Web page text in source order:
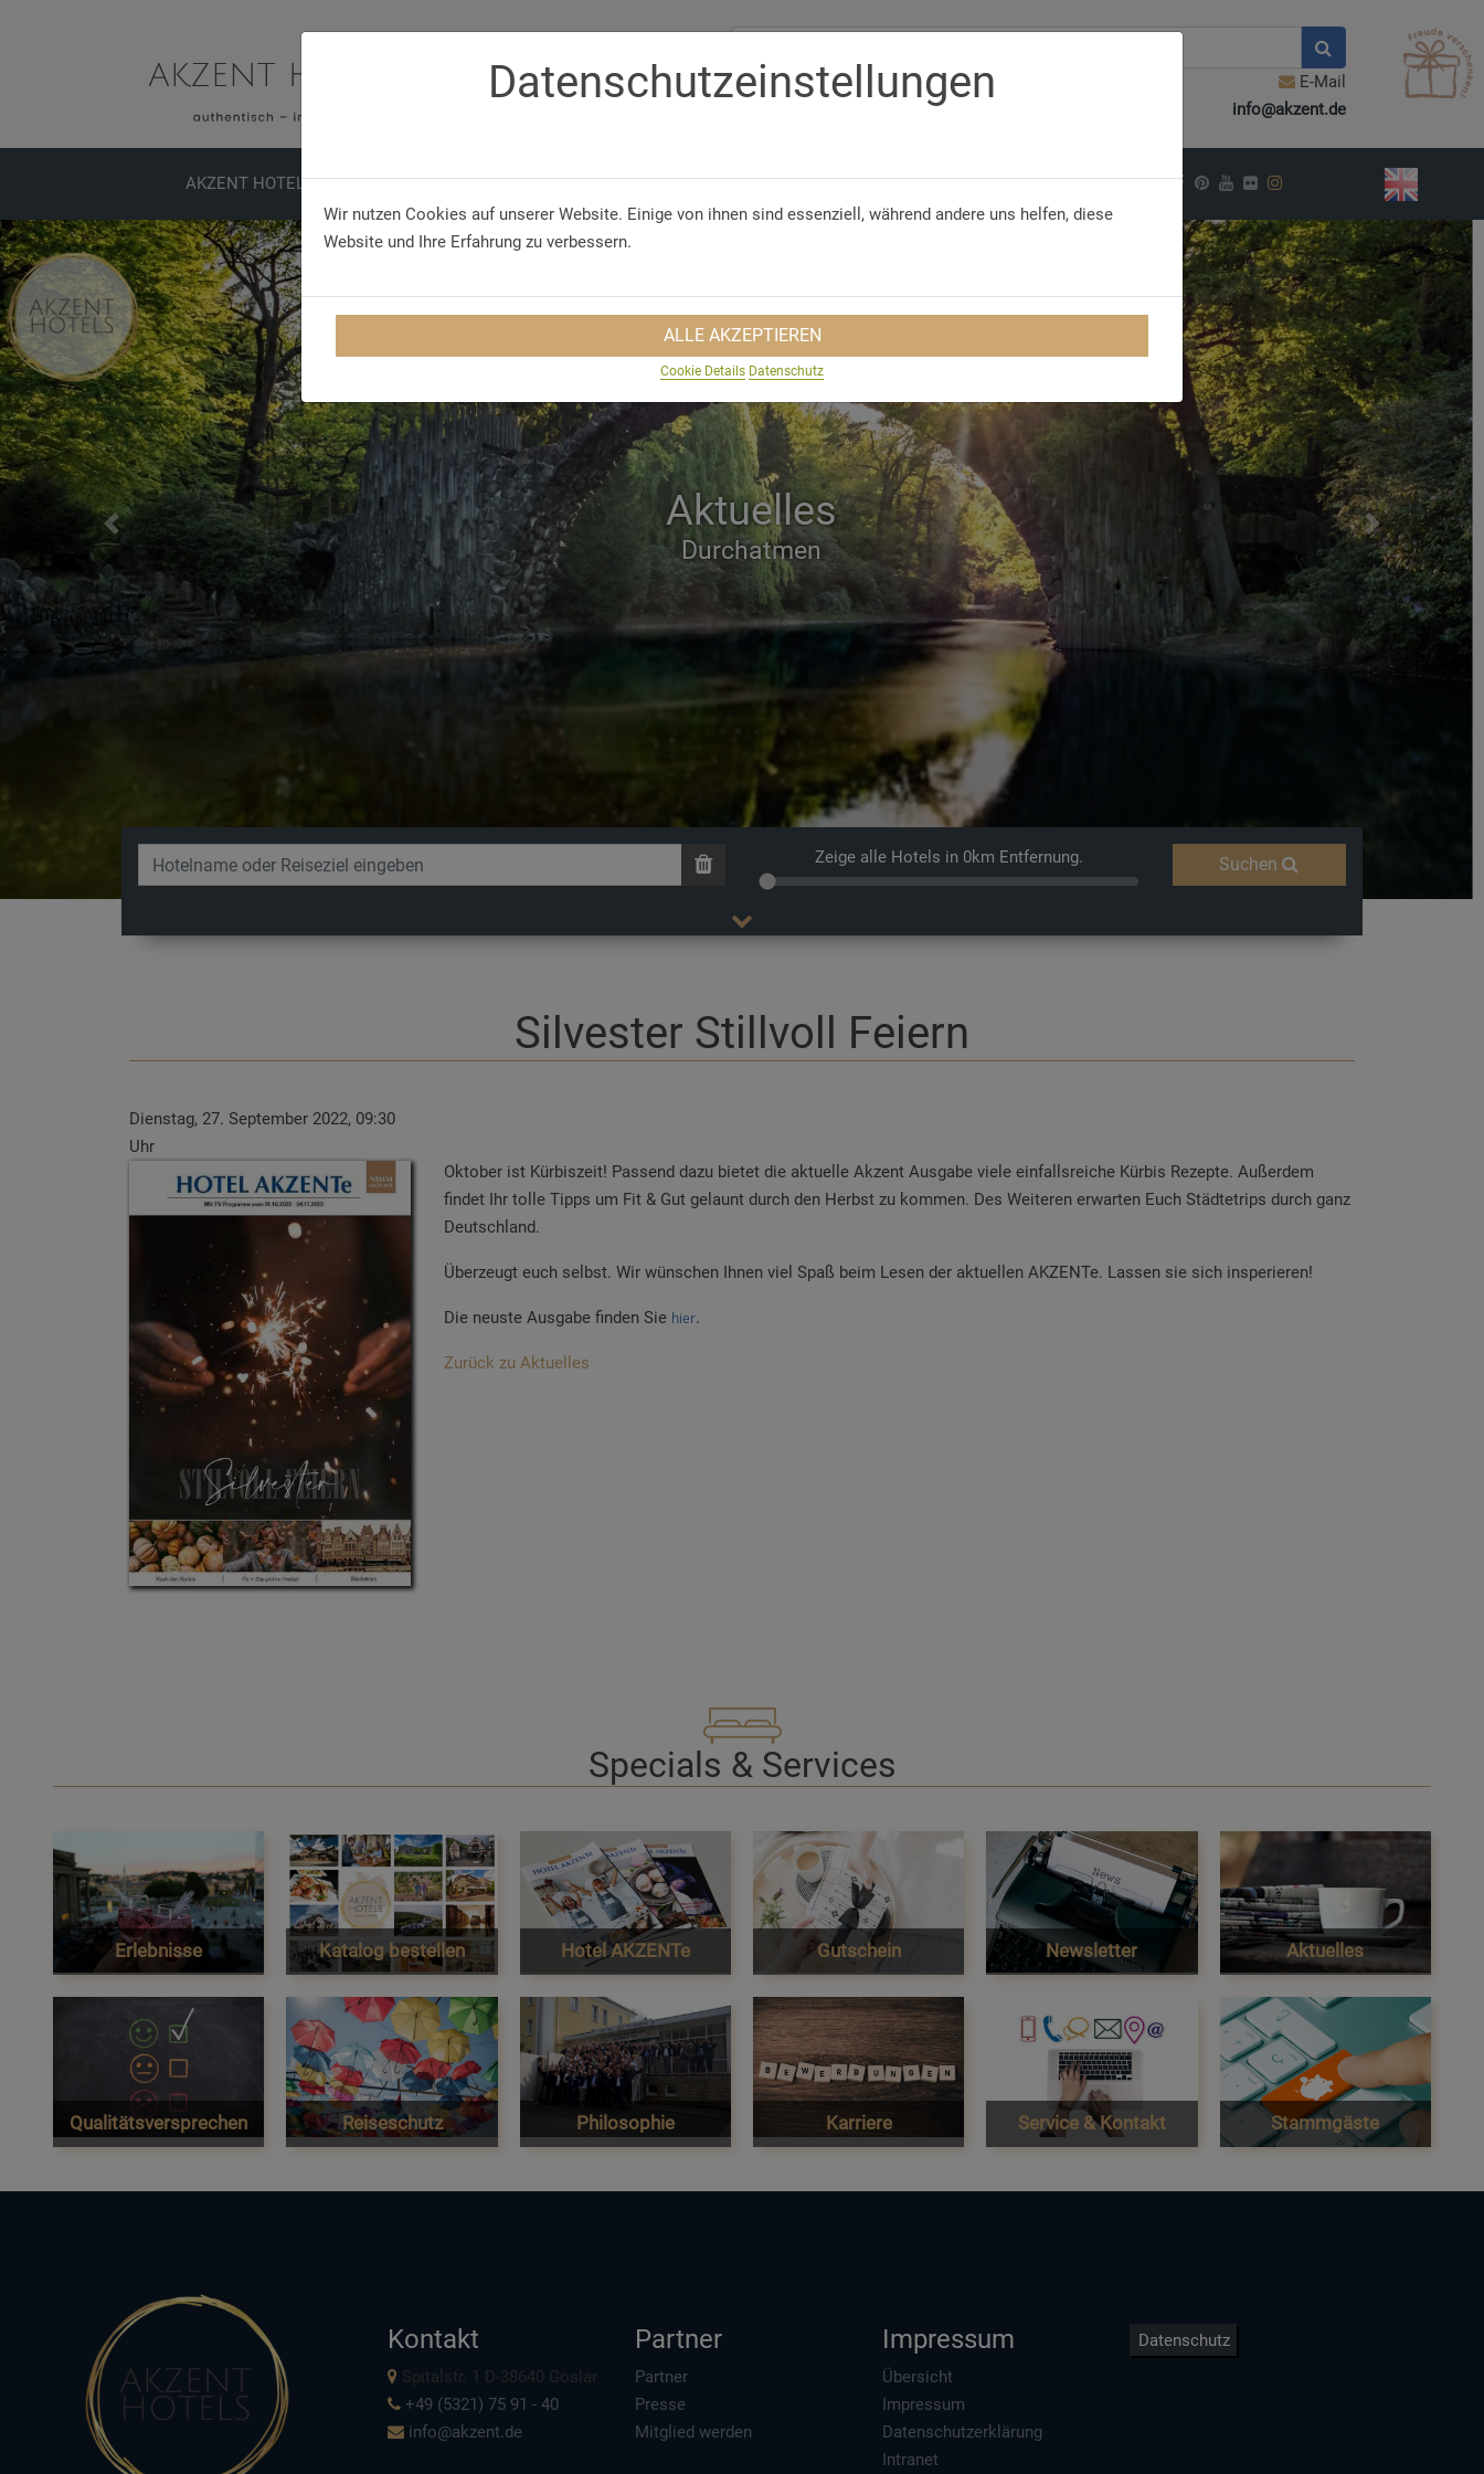
Telefon/WhatsApp
E-Mail
info@akzent.de
AKZENT HOTELS ERLEBNISSE TAGUNGEN GRUPPENREISEN NACHHALTIGKEIT REISEINSPIRATION
Aktuelles
Fernweh
Previous Next
Zeige alle Hotels in 0km Entfernung. Suchen
Silvester Stillvoll Feiern
Dienstag, 27. September 2022, 09:30
Uhr
Oktober ist Kürbiszeit! Passend dazu bietet die aktuelle Akzent Ausgabe viele einfallsreiche Kürbis Rezepte. Außerdem
findet Ihr tolle Tipps um Fit & Gut gelaunt durch den Herbst zu kommen. Des Weiteren erwarten Euch Städtetrips durch ganz
Deutschland.
Überzeugt euch selbst. Wir wünschen Ihnen viel Spaß beim Lesen der aktuellen AKZENTe. Lassen sie sich insperieren!
Die neuste Ausgabe finden Sie hier.
Zurück zu Aktuelles
Specials & Services
Erlebnisse Katalog bestellen Hotel AKZENTe Gutschein Newsletter Aktuelles
Qualitätsversprechen Reiseschutz Philosophie Karriere Service & Kontakt Stammgäste
Kontakt
Spitalstr. 1 D-38640 Goslar
+49 (5321) 75 91 - 40
info@akzent.de
Partner
Partner
Presse
Mitglied werden
Impressum
Übersicht
Impressum
Datenschutzerklärung
Intranet
Datenschutz
Datenschutzeinstellungen
Wir nutzen Cookies auf unserer Website. Einige von ihnen sind essenziell, während andere uns helfen, diese
Website und Ihre Erfahrung zu verbessern.
ALLE AKZEPTIEREN
Cookie Details Datenschutz